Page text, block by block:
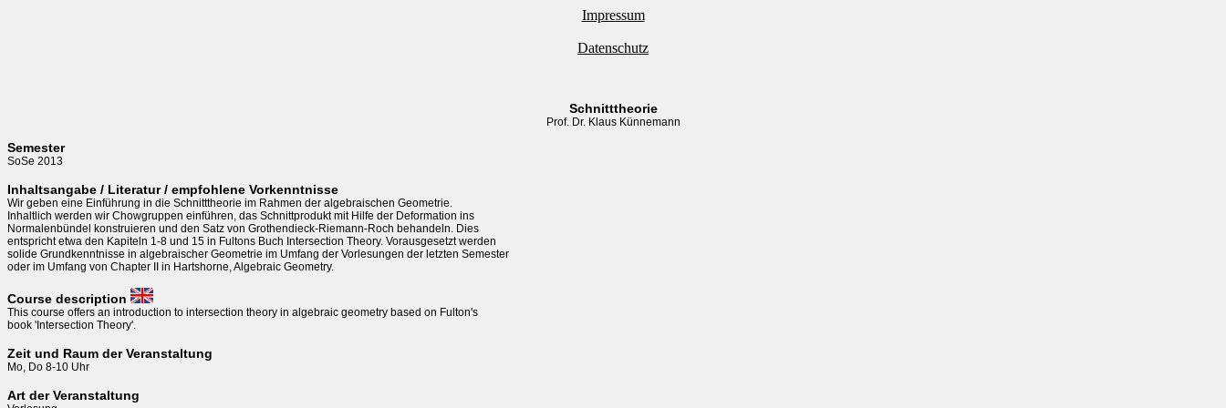
Impressum
Datenschutz
Schnitttheorie
Prof. Dr. Klaus Künnemann
Semester
SoSe 2013
Inhaltsangabe / Literatur / empfohlene Vorkenntnisse
Wir geben eine Einführung in die Schnitttheorie im Rahmen der algebraischen Geometrie.
Inhaltlich werden wir Chowgruppen einführen, das Schnittprodukt mit Hilfe der Deformation ins
Normalenbündel konstruieren und den Satz von Grothendieck-Riemann-Roch behandeln. Dies
entspricht etwa den Kapiteln 1-8 und 15 in Fultons Buch Intersection Theory. Vorausgesetzt werden
solide Grundkenntnisse in algebraischer Geometrie im Umfang der Vorlesungen der letzten Semester
oder im Umfang von Chapter II in Hartshorne, Algebraic Geometry.
Course description
This course offers an introduction to intersection theory in algebraic geometry based on Fulton's
book 'Intersection Theory'.
Zeit und Raum der Veranstaltung
Mo, Do 8-10 Uhr
Art der Veranstaltung